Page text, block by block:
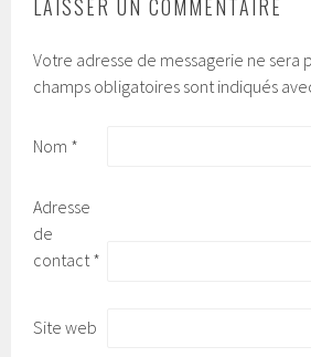
LAISSER UN COMMENTAIRE
Votre adresse de messagerie ne sera
champs obligatoires sont indiqués
Nom *
Adresse
de
contact*
Site web